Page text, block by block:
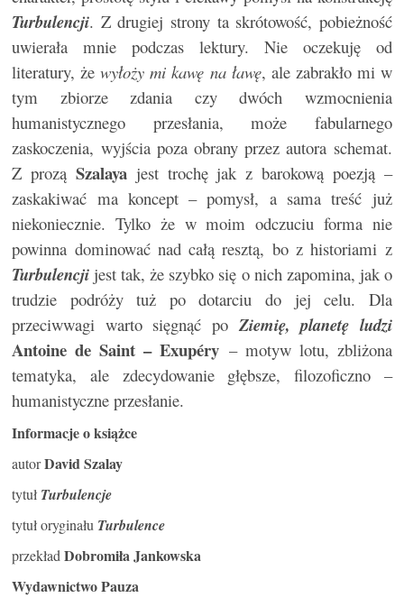
Turbulencji. Z drugiej strony ta skrótowość, pobieżność
uwierała mnie podczas lektury. Nie oczekuję od
literatury, żewyłoży mi kawę na ławę, ale zabrakło mi w
tym zbiorze zdania czy dwóch wzmocnienia
humanistycznego przesłania, może fabularnego
zaskoczenia, wyjścia poza obrany przez autora schemat.
Z proząSzalaya jest trochę jak z barokową poezją –
zaskakiwać ma koncept – pomysł, a sama treść już
niekoniecznie. Tylko że w moim odczuciu forma nie
powinna dominować nad całą resztą, bo z historiami z
Turbulencji jest tak, że szybko się o nich zapomina, jak o
trudzie podróży tuż po dotarciu do jej celu. Dla
przeciwwagi warto sięgnąć poZiemię, planetę ludzi
Antoine de Saint – Exupéry – motyw lotu, zbliżona
tematyka, ale zdecydowanie głębsze, filozoficzno –
humanistyczne przesłanie.
Informacje o książce
autorDavid Szalay
tytuł Turbulencje
tytuł oryginału Turbulence
przekładDobromiła Jankowska
Wydawnictwo Pauza